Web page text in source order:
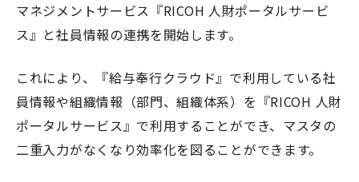
マネジメントサービス『RICOH 人財ポータルサービ
ス』と社員情報の連携を開始します。
これにより、『給与奉行クラウド』で利用している社
員情報や組織情報（部門、組織体系）を『RICOH 人財
ポータルサービス』で利用することができ、マスタの
二重入力がなくなり効率化を図ることができます。